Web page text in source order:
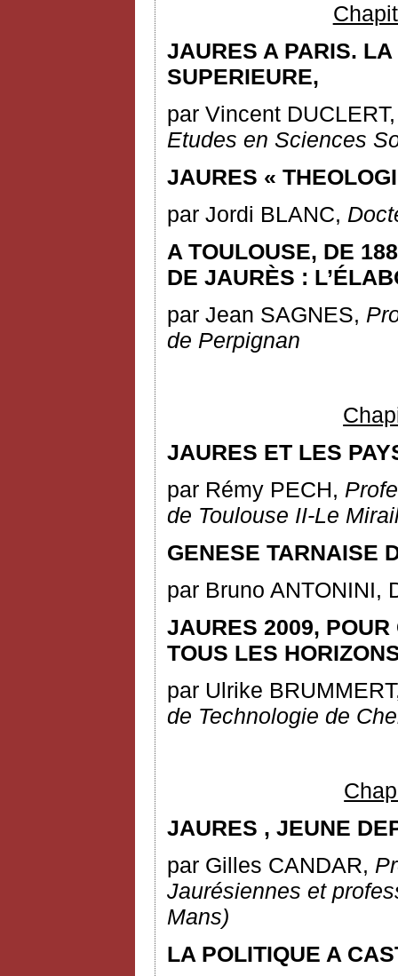
JAURES A PARIS.
SUPERIEURE,
par Vincent
Etudes en Sciences
JAURES «
par Jordi BLANC,
A TOULOUSE, DE
DE JAURÈS :
par Jean SAGNES,
de Perpignan
JAURES ET LES
par Rémy PECH,
de Toulouse II-Le
GENESE TARNAISE
par Bruno ANTONINI,
JAURES 2009,
TOUS LES
par Ulrike
de Technologie de
JAURES , JEUNE
par Gilles CANDAR,
Jaurésiennes et
Mans)
LA POLITIQUE A